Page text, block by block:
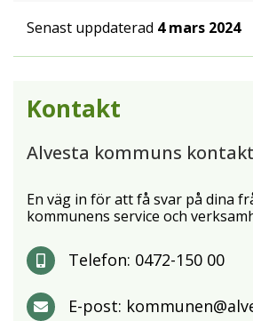
Senast uppdaterad 4 mars 2024
Kontakt
Alvesta kommuns
En väg in för att få svar på dina
kommunens service och
Telefon: 0472-150 00
E-post: